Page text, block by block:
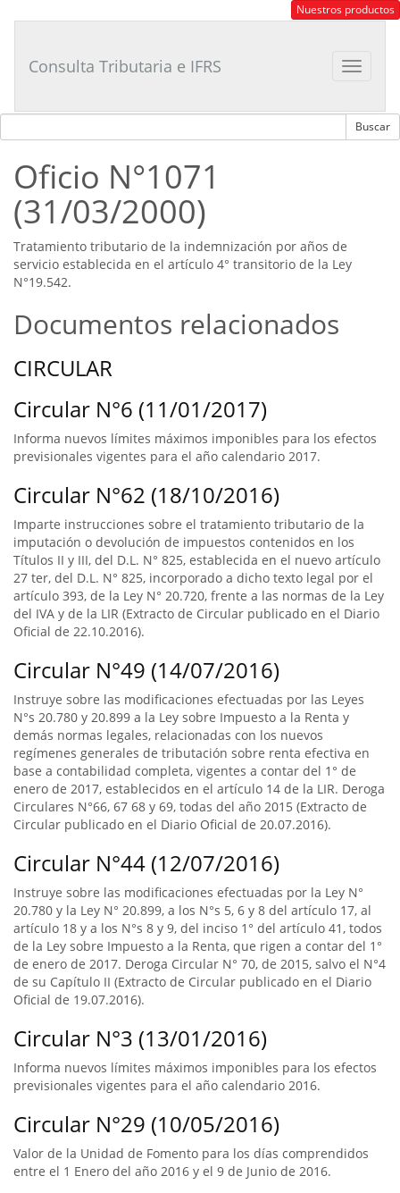
Tributario
Nuestros productos
Toggle
Consulta Tributaria e IFRS
Oficio N°1071
(31/03/2000)
Tratamiento tributario de la indemnización por años de
servicio establecida en el artículo 4° transitorio de la Ley
N°19.542.
Documentos relacionados
CIRCULAR
Circular N°6 (11/01/2017)
Informa nuevos límites máximos imponibles para los efectos
previsionales vigentes para el año calendario 2017.
Circular N°62 (18/10/2016)
Imparte instrucciones sobre el tratamiento tributario de la
imputación o devolución de impuestos contenidos en los
Títulos II y III, del D.L. N° 825, establecida en el nuevo artículo
27 ter, del D.L. N° 825, incorporado a dicho texto legal por el
artículo 393, de la Ley N° 20.720, frente a las normas de la Ley
del IVA y de la LIR (Extracto de Circular publicado en el Diario
Oficial de 22.10.2016).
Circular N°49 (14/07/2016)
Instruye sobre las modificaciones efectuadas por las Leyes
N°s 20.780 y 20.899 a la Ley sobre Impuesto a la Renta y
demás normas legales, relacionadas con los nuevos
regímenes generales de tributación sobre renta efectiva en
base a contabilidad completa, vigentes a contar del 1° de
enero de 2017, establecidos en el artículo 14 de la LIR. Deroga
Circulares N°66, 67 68 y 69, todas del año 2015 (Extracto de
Circular publicado en el Diario Oficial de 20.07.2016).
Circular N°44 (12/07/2016)
Instruye sobre las modificaciones efectuadas por la Ley N°
20.780 y la Ley N° 20.899, a los N°s 5, 6 y 8 del artículo 17, al
artículo 18 y a los N°s 8 y 9, del inciso 1° del artículo 41, todos
de la Ley sobre Impuesto a la Renta, que rigen a contar del 1°
de enero de 2017. Deroga Circular N° 70, de 2015, salvo el N°4
de su Capítulo II (Extracto de Circular publicado en el Diario
Oficial de 19.07.2016).
Circular N°3 (13/01/2016)
Informa nuevos límites máximos imponibles para los efectos
previsionales vigentes para el año calendario 2016.
Circular N°29 (10/05/2016)
Valor de la Unidad de Fomento para los días comprendidos
entre el 1 Enero del año 2016 y el 9 de Junio de 2016.